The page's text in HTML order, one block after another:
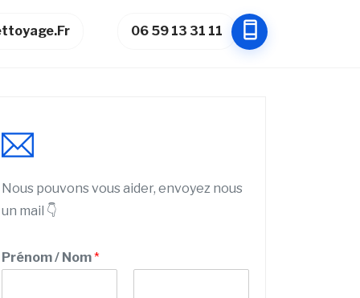
06 59 13 31 11
Nous pouvons vous aider, envoyez nous
un mail 👇
Prénom / Nom*